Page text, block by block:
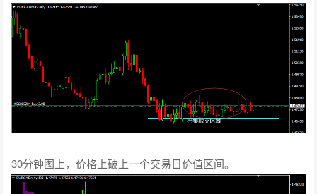
30分钟图上，价格上破上一个交易日价值区间。